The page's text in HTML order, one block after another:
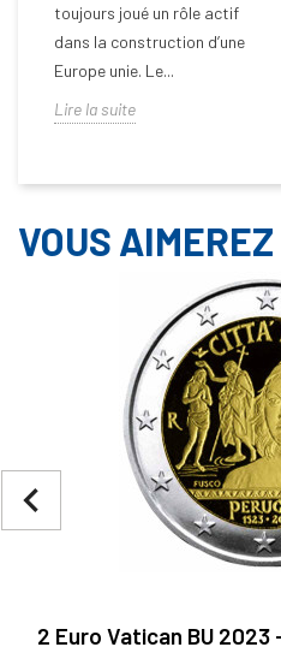
toujours joué un rôle actif
dans la construction d’une
Europe unie. Le...
Lire la suite
VOUS
2 Euro Vatican BU
navigate_before